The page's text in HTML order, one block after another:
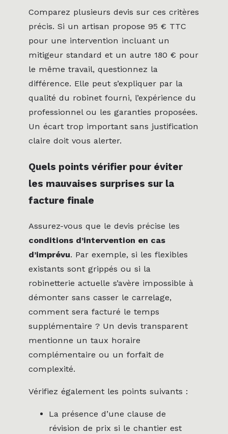
Comparez plusieurs devis sur ces critères
précis. Si un artisan propose 95 € TTC
pour une intervention incluant un
mitigeur standard et un autre 180 € pour
le même travail, questionnez la
différence. Elle peut s’expliquer par la
qualité du robinet fourni, l’expérience du
professionnel ou les garanties proposées.
Un écart trop important sans justification
claire doit vous alerter.
Quels points vérifier pour éviter
les mauvaises surprises sur la
facture finale
Assurez-vous que le devis précise les
conditions d’intervention en cas
d’imprévu. Par exemple, si les flexibles
existants sont grippés ou si la
robinetterie actuelle s’avère impossible à
démonter sans casser le carrelage,
comment sera facturé le temps
supplémentaire ? Un devis transparent
mentionne un taux horaire
complémentaire ou un forfait de
complexité.
Vérifiez également les points suivants :
La présence d’une clause de
révision de prix si le chantier est